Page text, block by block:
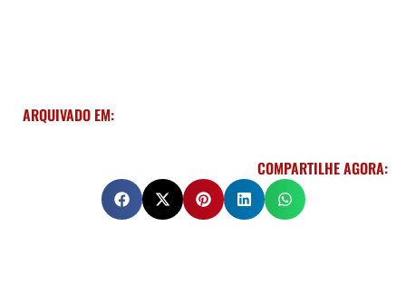
ARQUIVADO EM:
COMPARTILHE AGORA: